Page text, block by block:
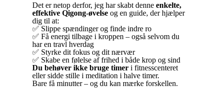
Det er netop derfor, jeg har skabt denne enkelte,
effektive Qigong-øvelse og en guide, der hjælper
dig til at:
✅ Slippe spændinger og finde indre ro
✅ Få energi tilbage i kroppen – også selvom du
har en travl hverdag
✅ Styrke dit fokus og dit nærvær
✅ Skabe en følelse af frihed i både krop og sind
Du behøver ikke bruge timer i fitnesscenteret
eller sidde stille i meditation i halve timer.
Bare få minutter – og du kan mærke forskellen.